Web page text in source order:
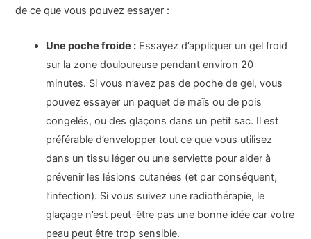
de ce que vous pouvez essayer :
Une poche froide : Essayez d’appliquer un gel froid
sur la zone douloureuse pendant environ 20
minutes. Si vous n’avez pas de poche de gel, vous
pouvez essayer un paquet de maïs ou de pois
congelés, ou des glaçons dans un petit sac. Il est
préférable d’envelopper tout ce que vous utilisez
dans un tissu léger ou une serviette pour aider à
prévenir les lésions cutanées (et par conséquent,
l’infection). Si vous suivez une radiothérapie, le
glaçage n’est peut-être pas une bonne idée car votre
peau peut être trop sensible.